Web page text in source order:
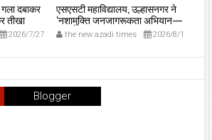
दबाकर
तीखा
2026/7/27
एसएसटी महाविद्यालय, उल्हासनगर ने
‘नशामुक्ति जनजागरूकता अभियान—
मुंबई 2026’ में दी मजबूत मौजूदगी,
मुख्यमंत्री देवेंद्र फडणवीस की मौजूदगी में
मुंबई के एनएससीआई डोम में आयोजित
उल्हासनगर में भी दिखाया गया; छात्रों ने
प्रत्यक्ष व ऑनलाइन हिस्सेदारी कर
समाज में नशामुक्ति का संदेश फैलाया।
the new azadi times 2026/8/1
Blogger